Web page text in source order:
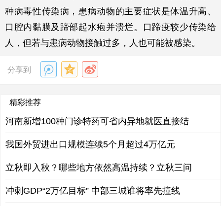
种病毒性传染病，患病动物的主要症状是体温升高、
口腔内黏膜及蹄部起水疱并溃烂。口蹄疫较少传染给
人，但若与患病动物接触过多，人也可能被感染。
分享到
精彩推荐
河南新增100种门诊特药可省内异地就医直接结
我国外贸进出口规模连续5个月超过4万亿元
立秋即入秋？哪些地方依然高温持续？立秋三问
冲刺GDP“2万亿目标” 中部三城谁将率先撞线